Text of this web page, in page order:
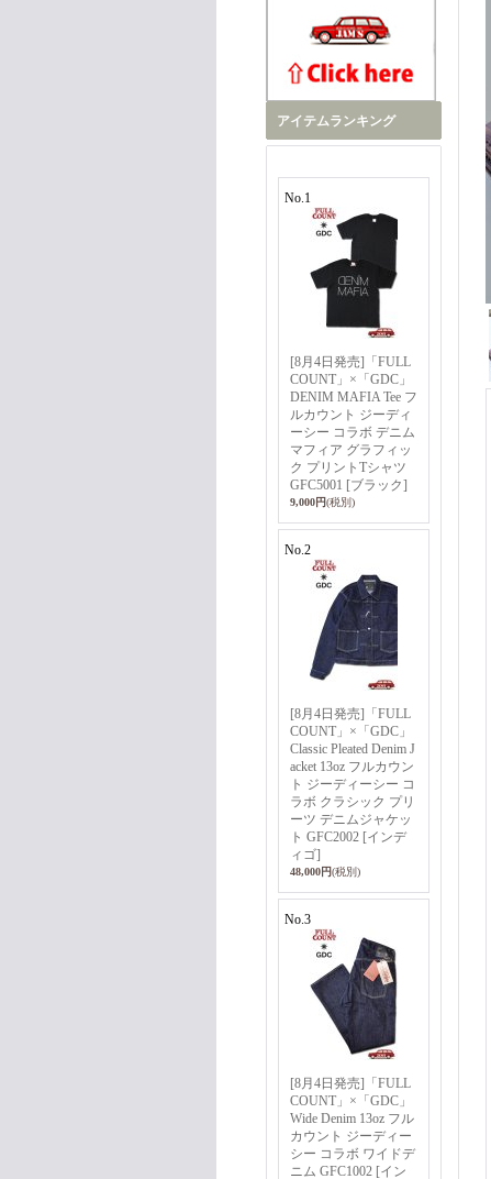
アイテムランキング
No.1
[8月4日発売]「FULL
COUNT」×「GDC」
DENIM MAFIA Tee フ
ルカウント ジーディ
ーシー コラボ デニム
マフィア グラフィッ
ク プリントTシャツ
GFC5001 [ブラック]
9,000円(税別)
No.2
[8月4日発売]「FULL
COUNT」×「GDC」
Classic Pleated Denim J
acket 13oz フルカウン
ト ジーディーシー コ
ラボ クラシック プリ
ーツ デニムジャケッ
ト GFC2002 [インデ
ィゴ]
48,000円(税別)
No.3
[8月4日発売]「FULL
COUNT」×「GDC」
Wide Denim 13oz フル
カウント ジーディー
シー コラボ ワイドデ
ニム GFC1002 [イン